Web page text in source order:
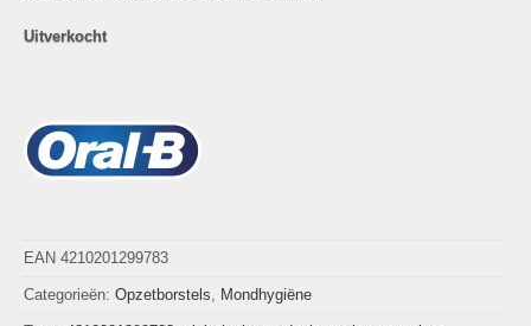
Uitverkocht
EAN 4210201299783
Categorieën: Opzetborstels, Mondhygiëne